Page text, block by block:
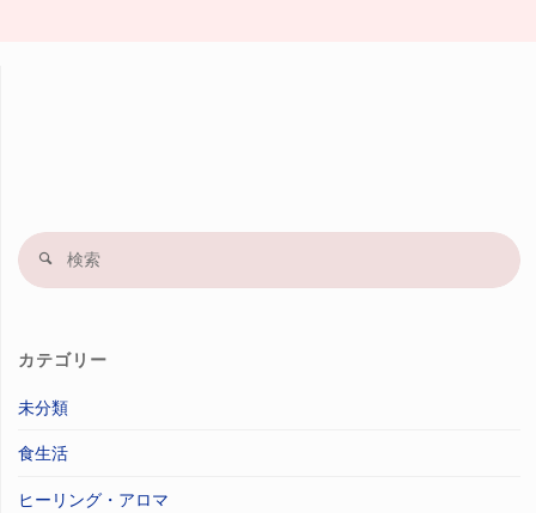
検
カテゴリー
未分類
食生活
ヒーリング・アロマ